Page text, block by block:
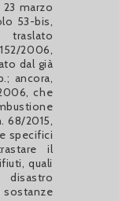
marzo
53-bis,
traslato
2006,
dal già
ancora,
che
68/2015,
specifici
il
quali
sostanze